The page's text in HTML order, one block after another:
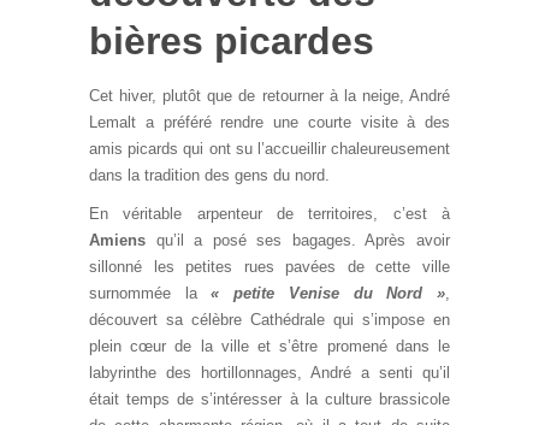
bières picardes
Cet hiver, plutôt que de retourner à la neige, André
Lemalt a préféré rendre une courte visite à des
amis picards qui ont su l’accueillir chaleureusement
dans la tradition des gens du nord.
En véritable arpenteur de territoires, c’est à
Amiens qu’il a posé ses bagages. Après avoir
sillonné les petites rues pavées de cette ville
surnommée la« petite Venise du Nord »
découvert sa célèbre Cathédrale qui s’impose en
plein cœur de la ville et s’être promené dans le
labyrinthe des hortillonnages, André a senti qu’il
était temps de s’intéresser à la culture brassicole